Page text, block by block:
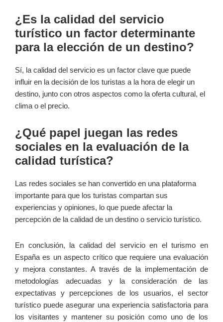
¿Es la calidad del servicio
turístico un factor determinante
para la elección de un destino?
Sí, la calidad del servicio es un factor clave que puede
influir en la decisión de los turistas a la hora de elegir un
destino, junto con otros aspectos como la oferta cultural, el
clima o el precio.
¿Qué papel juegan las redes
sociales en la evaluación de la
calidad turística?
Las redes sociales se han convertido en una plataforma
importante para que los turistas compartan sus
experiencias y opiniones, lo que puede afectar la
percepción de la calidad de un destino o servicio turístico.
En conclusión, la calidad del servicio en el turismo en
España es un aspecto crítico que requiere una evaluación
y mejora constantes. A través de la implementación de
metodologías adecuadas y la consideración de las
expectativas y percepciones de los usuarios, el sector
turístico puede asegurar una experiencia satisfactoria para
los visitantes y mantener su posición como uno de los